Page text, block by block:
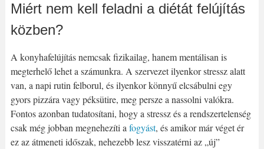
Miért nem kell feladni a diétát felújítás
közben?
A konyhafelújítás nemcsak fizikailag, hanem mentálisan is
megterhelő lehet a számunkra. A szervezet ilyenkor stressz alatt
van, a napi rutin felborul, és ilyenkor könnyű elcsábulni egy
gyors pizzára vagy péksütire, meg persze a nassolni valókra.
Fontos azonban tudatosítani, hogy a stressz és a rendszertelenség
csak még jobban megnehezíti a fogyást, és amikor már véget ér
ez az átmeneti időszak, nehezebb lesz visszatérni az „új”